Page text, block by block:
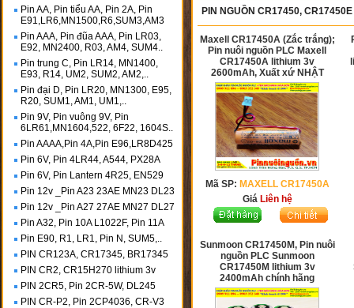
Pin AA, Pin tiểu AA, Pin 2A, Pin
E91,LR6,MN1500,R6,SUM3,AM3
Pin AAA, Pin đũa AAA, Pin LR03,
E92, MN2400, R03, AM4, SUM4..
Pin trung C, Pin LR14, MN1400,
E93, R14, UM2, SUM2, AM2,..
Pin đại D, Pin LR20, MN1300, E95,
R20, SUM1, AM1, UM1,..
Pin 9V, Pin vuông 9V, Pin
6LR61,MN1604,522, 6F22, 1604S..
Pin AAAA,Pin 4A,Pin E96,LR8D425
Pin 6V, Pin 4LR44, A544, PX28A
Pin 6V, Pin Lantern 4R25, EN529
Pin 12v _Pin A23 23AE MN23 DL23
Pin 12v _Pin A27 27AE MN27 DL27
Pin A32, Pin 10A L1022F, Pin 11A
Pin E90, R1, LR1, Pin N, SUM5,..
PIN CR123A, CR17345, BR17345
PIN CR2, CR15H270 lithium 3v
PIN 2CR5, Pin 2CR-5W, DL245
PIN CR-P2, Pin 2CP4036, CR-V3
PIN NGUỒN CR17450, CR17450E
Maxell CR17450A (Zắc trắng);
Pin nuôi nguồn PLC Maxell
CR17450A lithium 3v
2600mAh, Xuất xứ NHẬT
Mã SP: MAXELL CR17450A
Giá Liên hệ
Sunmoon CR17450M, Pin nuôi
nguồn PLC Sunmoon
CR17450M lithium 3v
2400mAh chính hãng